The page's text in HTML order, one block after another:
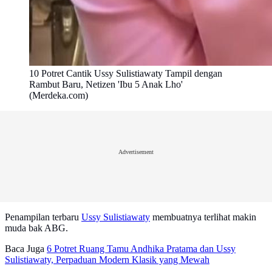
10 Potret Cantik Ussy Sulistiawaty Tampil dengan
Rambut Baru, Netizen 'Ibu 5 Anak Lho'
(Merdeka.com)
Advertisement
Penampilan terbaru Ussy Sulistiawaty membuatnya terlihat makin
muda bak ABG.
Baca Juga 6 Potret Ruang Tamu Andhika Pratama dan Ussy
Sulistiawaty, Perpaduan Modern Klasik yang Mewah